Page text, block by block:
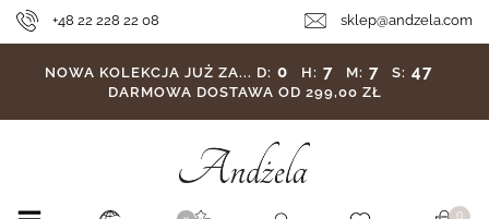
+48 22 228 22 08 sklep@andzela.com
NOWA KOLEKCJA JUŻ ZA... D: 0 H: 7 M: 7 S: 44
DARMOWA DOSTAWA OD 299,00 ZŁ
0